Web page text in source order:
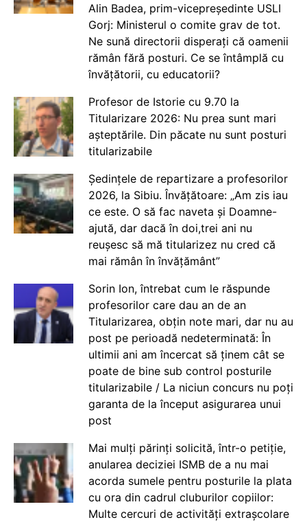
Alin Badea, prim-vicepreședinte USLI
Gorj: Ministerul o comite grav de tot.
Ne sună directorii disperați că oamenii
rămân fără posturi. Ce se întâmplă cu
învățătorii, cu educatorii?
Profesor de Istorie cu 9.70 la
Titularizare 2026: Nu prea sunt mari
așteptările. Din păcate nu sunt posturi
titularizabile
Ședințele de repartizare a profesorilor
2026, la Sibiu. Învățătoare: „Am zis iau
ce este. O să fac naveta și Doamne-
ajută, dar dacă în doi,trei ani nu
reușesc să mă titularizez nu cred că
mai rămân în învățământ”
Sorin Ion, întrebat cum le răspunde
profesorilor care dau an de an
Titularizarea, obțin note mari, dar nu au
post pe perioadă nedeterminată: În
ultimii ani am încercat să ținem cât se
poate de bine sub control posturile
titularizabile / La niciun concurs nu poți
garanta de la început asigurarea unui
post
Mai mulți părinți solicită, într-o petiție,
anularea deciziei ISMB de a nu mai
acorda sumele pentru posturile la plata
cu ora din cadrul cluburilor copiilor:
Multe cercuri de activități extrașcolare